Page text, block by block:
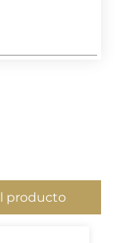
producto